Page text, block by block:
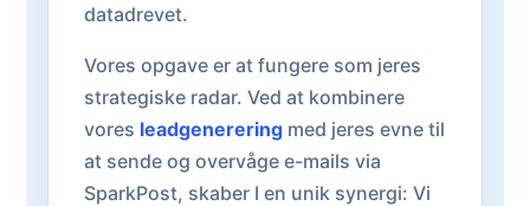
datadrevet.
Vores opgave er at fungere som jeres
strategiske radar. Ved at kombinere
vores leadgenerering med jeres evne til
at sende og overvåge e-mails via
SparkPost, skaber I en unik synergi: Vi